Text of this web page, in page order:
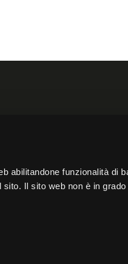
abilitandone funzionalità di
Il sito web non è in grado
Spaces, 12 Hammersmith
London